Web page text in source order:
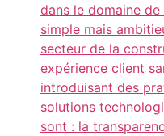
dans le domaine
simple mais
secteur de la
expérience client
introduisant des
solutions
sont : la